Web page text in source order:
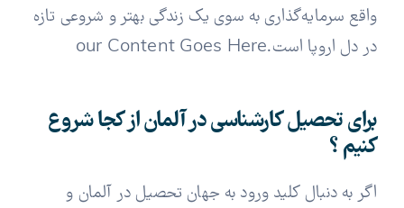
واقع سرمایه‌گذاری به سوی یک زندگی بهتر و شروعی تازه
در دل اروپا است.our Content Goes Here
برای تحصیل کارشناسی در آلمان از کجا شروع
کنیم ؟
اگر به دنبال کلید ورود به جهان تحصیل در آلمان و